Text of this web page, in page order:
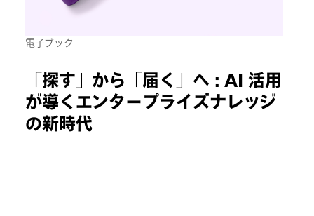
電子ブック
「探す」から「届く」へ : AI 活用
が導くエンタープライズナレッジ
の新時代